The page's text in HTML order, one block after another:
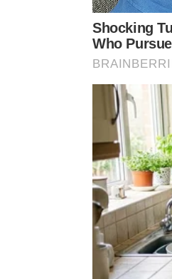
coordenadora
Não será permitido
Acompanhantes